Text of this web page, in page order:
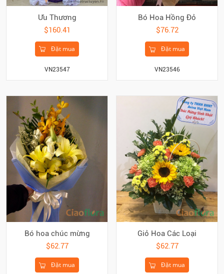
Ưu Thương
$160.41
Đặt mua
VN23547
Bó Hoa Hồng Đỏ
$76.72
Đặt mua
VN23546
Bó hoa chúc mừng
$62.77
Đặt mua
Giỏ Hoa Các Loại
$62.77
Đặt mua